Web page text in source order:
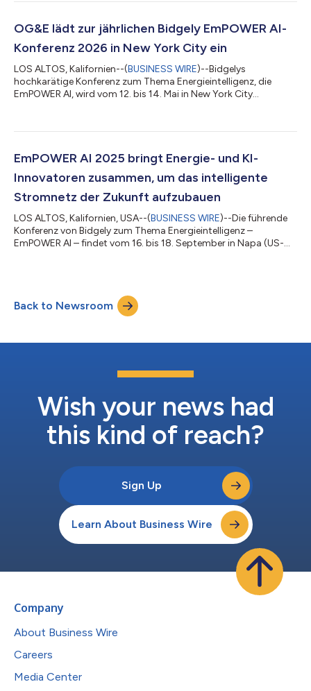
zunehmende Elektrifizierung, die entscheidende Lastflexibilität,
das Kundenerlebnis der nächsten Generatio...
OG&E lädt zur jährlichen Bidgely EmPOWER AI-
Konferenz 2026 in New York City ein
LOS ALTOS, Kalifornien--(BUSINESS WIRE)--Bidgelys
hochkarätige Konferenz zum Thema Energieintelligenz, die
EmPOWER AI, wird vom 12. bis 14. Mai in New York City
um über künstliche Intelligenz (KI) im Energiesektor zu
wird in Vorträgen von Alabama Power, Eversource, NV Energy,
PSEG Long Island, Xcel Energy und weiteren Ex...
EmPOWER AI 2025 bringt Energie- und KI-
Innovatoren zusammen, um das intelligente
Stromnetz der Zukunft aufzubauen
LOS ALTOS, Kalifornien, USA--(BUSINESS WIRE)--Die führende
Konferenz von Bidgely zum Thema Energieintelligenz –
EmPOWER AI – findet vom 16. bis 18. September in Napa (US-
zwischen Führungspersönlichkeiten aus dem
Versorgungssektor, Datenexperten und KI- Verantwortlichen
darüber zu ermöglichen, wie die KI den Sektor revolutioniert...
Back to Newsroom
Wish your news had
this kind of reach?
Sign Up
Learn About Business Wire
Company
About Business Wire
Careers
Media Center